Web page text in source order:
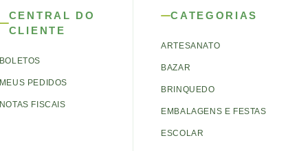
CENTRAL DO
CLIENTE
BOLETOS
MEUS PEDIDOS
NOTAS FISCAIS
CATEGORIAS
ARTESANATO
BAZAR
BRINQUEDO
EMBALAGENS E FESTAS
ESCOLAR